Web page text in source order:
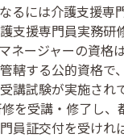
るには介護支援専
支援専門員実務研
ネージャーの資格
轄する公的資格で
講試験が実施され
を受講・修了し、
員証交付を受けれ